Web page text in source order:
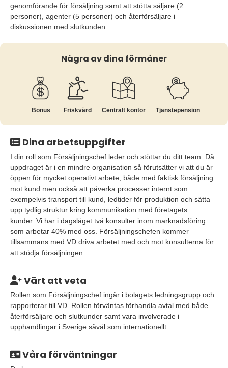
genomförande för försäljning samt att stötta säljare (2
personer), agenter (5 personer) och återförsäljare i
diskussionen med slutkunden.
Några av dina förmåner
Bonus Friskvård Centralt kontor Tjänste­pension
Dina arbetsuppgifter
I din roll som Försäljningschef leder och stöttar du ditt team. Då
uppdraget är i en mindre organisation så förutsätter vi att du är
öppen för mycket operativt arbete, både med faktisk försäljning
mot kund men också att påverka processer internt som
exempelvis transport till kund, ledtider för produktion och sätta
upp tydlig struktur kring kommunikation med företagets
kunder. Vi har i dagsläget två konsulter inom marknadsföring
som arbetar 40% med oss. Försäljningschefen kommer
tillsammans med VD driva arbetet med och mot konsulterna för
att stödja försäljningen.
Värt att veta
Rollen som Försäljningschef ingår i bolagets ledningsgrupp och
rapporterar till VD. Rollen förväntas förhandla avtal med både
återförsäljare och slutkunder samt vara involverade i
upphandlingar i Sverige såväl som internationellt.
Våra förväntningar